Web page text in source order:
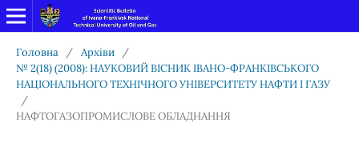
Головна / Архіви
/
№ 2(18) (2008): НАУКОВИЙ ВІСНИК ІВАНО-ФРАНКІВСЬКОГО
НАЦІОНАЛЬНОГО ТЕХНІЧНОГО УНІВЕРСИТЕТУ НАФТИ І ГАЗУ
/
НАФТОГАЗОПРОМИСЛОВЕ ОБЛАДНАННЯ